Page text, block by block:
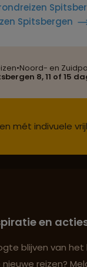
•Noord- en
8, 11 of 15
Spitsbergen
oog voor mens,
mét indivuele
deskundig
en
blijven van
reizen?